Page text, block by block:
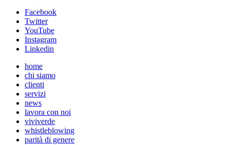
Facebook
Twitter
YouTube
Instagram
Linkedin
home
chi siamo
clienti
servizi
news
lavora con noi
viviverde
whistleblowing
parità di genere